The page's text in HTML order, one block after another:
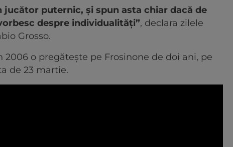
jucător puternic, și spun asta chiar dacă de
despre individualități”, declara zilele
Grosso.
o pregătește pe Frosinone de doi ani, pe
de 23 martie.